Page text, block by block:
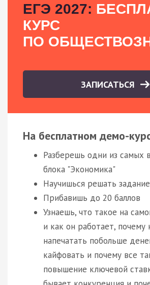
ЕГЭ 2027:
КУРС
ПО
ЗАПИСАТЬСЯ
На бесплатном демо-
Разберешь одни из самых
блока "Экономика"
Научишься решать
Прибавишь до 20 баллов
Узнаешь, что такое на
и как он работает, почему
напечатать побольше
кайфовать и почему все
повышение ключевой